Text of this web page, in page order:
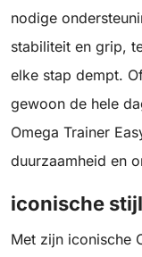
nodige
stabiliteit en grip,
elke stap dempt.
gewoon de hele
Omega Trainer
duurzaamheid en
iconische
Met zijn iconische